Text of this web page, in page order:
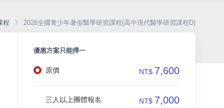
程 2026全國青少年暑假醫學研習課程(高中現代醫學研習課程D)
優惠方案只能擇一
原價 NT$ 7,600
三人以上團體報名 NT$ 7,000